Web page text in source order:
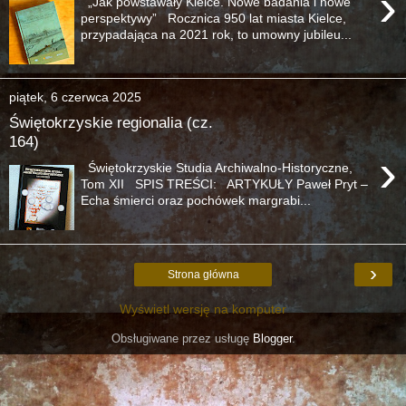
perspektywy” Rocznica 950 lat miasta Kielce,
przypadająca na 2021 rok, to umowny jubileu...
piątek, 6 czerwca 2025
Świętokrzyskie regionalia (cz.
164)
›
Świętokrzyskie Studia Archiwalno-Historyczne,
Tom XII SPIS TREŚCI: ARTYKUŁY Paweł Pryt –
Echa śmierci oraz pochówek margrabi...
›
Strona główna
Wyświetl wersję na komputer
Obsługiwane przez usługę Blogger.